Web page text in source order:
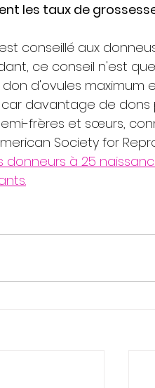
les taux de
conseillé aux
ce conseil n'est
d'ovules maximum
davantage de dons
frères et sœurs,
Society for
à 25